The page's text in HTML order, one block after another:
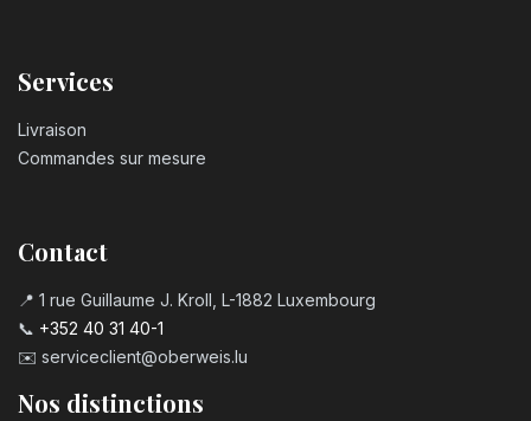
Services
Livraison
Commandes sur mesure
Contact
📍 1 rue Guillaume J. Kroll, L-1882 Luxembourg
📞 +352 40 31 40-1
✉️ serviceclient@oberweis.lu
Nos distinctions